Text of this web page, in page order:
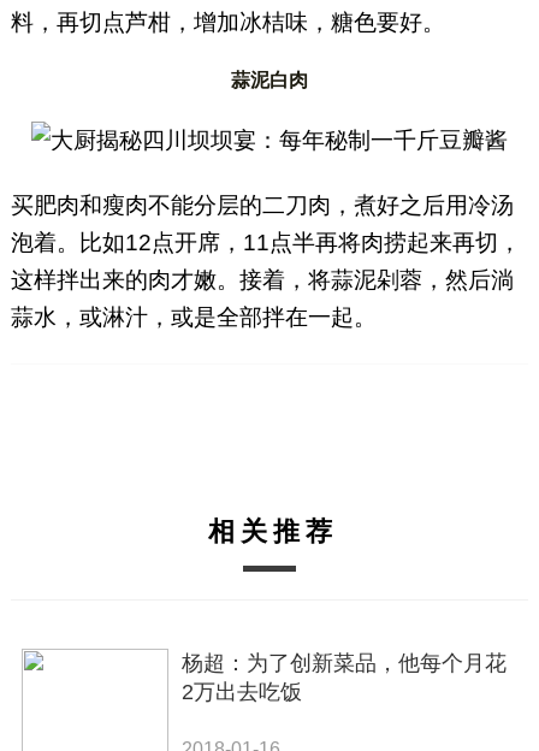
料，再切点芦柑，增加冰桔味，糖色要好。
蒜泥白肉
买肥肉和瘦肉不能分层的二刀肉，煮好之后用冷汤
泡着。比如12点开席，11点半再将肉捞起来再切，
这样拌出来的肉才嫩。接着，将蒜泥剁蓉，然后淌
蒜水，或淋汁，或是全部拌在一起。
相关推荐
杨超：为了创新菜品，他每个月花
2万出去吃饭